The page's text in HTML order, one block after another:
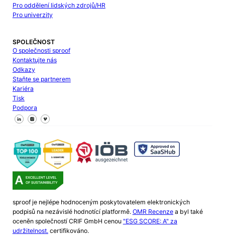
Pro oddělení lidských zdrojů/HR
Pro univerzity
SPOLEČNOST
O společnosti sproof
Kontaktujte nás
Odkazy
Staňte se partnerem
Kariéra
Tisk
Podpora
Sledujte nás na Facebooku
Sledujte nás na X
Sledujte nás na LinkedIn
sproof je nejlépe hodnoceným poskytovatelem elektronických
podpisů na nezávislé hodnotící platformě. OMR Recenzea byl také
oceněn společností CRIF GmbH cenou "ESG SCORE: A" za
udržitelnost.certifikováno.